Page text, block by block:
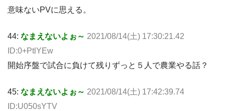
意味ないPVに思える。
44: なまえないよぉ～ 2021/08/14(土) 17:30:21.42
ID:0+PtlYEw
開始序盤で試合に負けて残りずっと５人で農業やる話？
45: なまえないよぉ～ 2021/08/14(土) 17:42:39.74
ID:U050sYTV